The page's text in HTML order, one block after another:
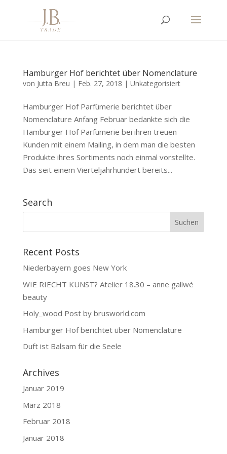
Hamburger Hof berichtet über Nomenclature
von Jutta Breu | Feb. 27, 2018 | Unkategorisiert
Hamburger Hof Parfümerie berichtet über
Nomenclature Anfang Februar bedankte sich die
Hamburger Hof Parfümerie bei ihren treuen
Kunden mit einem Mailing, in dem man die besten
Produkte ihres Sortiments noch einmal vorstellte.
Das seit einem Vierteljahrhundert bereits...
Search
Recent Posts
Niederbayern goes New York
WIE RIECHT KUNST? Atelier 18.30 – anne gallwé
beauty
Holy_wood Post by brusworld.com
Hamburger Hof berichtet über Nomenclature
Duft ist Balsam für die Seele
Archives
Januar 2019
März 2018
Februar 2018
Januar 2018